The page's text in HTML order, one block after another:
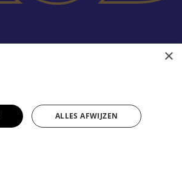
×
ALLES AFWIJZEN